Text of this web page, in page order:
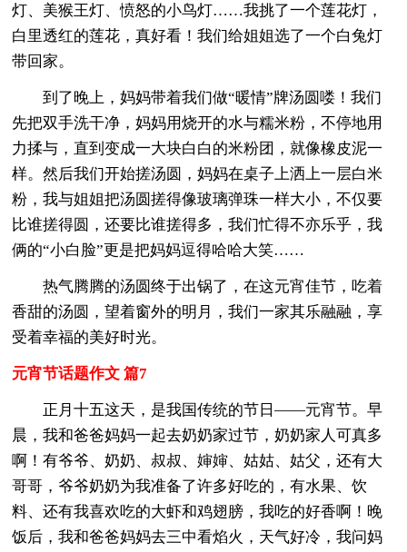
灯、美猴王灯、愤怒的小鸟灯……我挑了一个莲花灯，
白里透红的莲花，真好看！我们给姐姐选了一个白兔灯
带回家。
到了晚上，妈妈带着我们做“暖情”牌汤圆喽！我们
先把双手洗干净，妈妈用烧开的水与糯米粉，不停地用
力揉与，直到变成一大块白白的米粉团，就像橡皮泥一
样。然后我们开始搓汤圆，妈妈在桌子上洒上一层白米
粉，我与姐姐把汤圆搓得像玻璃弹珠一样大小，不仅要
比谁搓得圆，还要比谁搓得多，我们忙得不亦乐乎，我
俩的“小白脸”更是把妈妈逗得哈哈大笑……
热气腾腾的汤圆终于出锅了，在这元宵佳节，吃着
香甜的汤圆，望着窗外的明月，我们一家其乐融融，享
受着幸福的美好时光。
元宵节话题作文 篇7
正月十五这天，是我国传统的节日——元宵节。早
晨，我和爸爸妈妈一起去奶奶家过节，奶奶家人可真多
啊！有爷爷、奶奶、叔叔、婶婶、姑姑、姑父，还有大
哥哥，爷爷奶奶为我准备了许多好吃的，有水果、饮
料、还有我喜欢吃的大虾和鸡翅膀，我吃的好香啊！晚
饭后，我和爸爸妈妈去三中看焰火，天气好冷，我问妈